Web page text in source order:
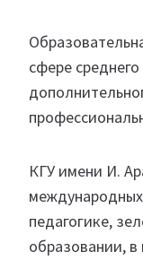
сфере
КГУ имени И.
педагогике,
образовании,